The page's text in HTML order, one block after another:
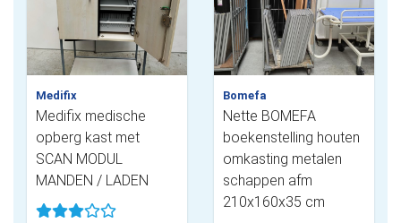
Medifix
Medifix medische
opberg kast met
SCAN MODUL
MANDEN / LADEN
Bomefa
Nette BOMEFA
boekenstelling houten
omkasting metalen
schappen afm
210x160x35 cm